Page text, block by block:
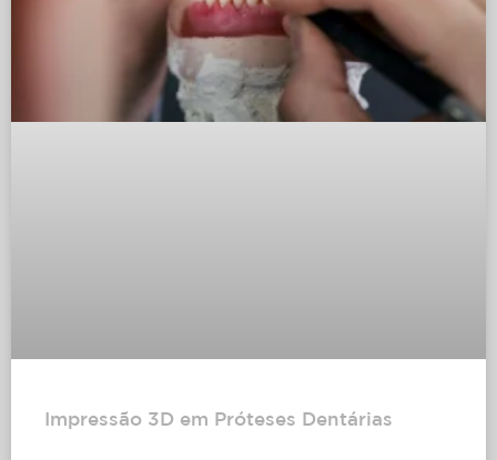
Impressão 3D em Próteses Dentárias